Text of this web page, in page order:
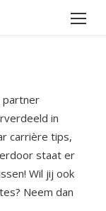
partner
in
carrière tips,
staat er
Wil jij ook
Neem dan